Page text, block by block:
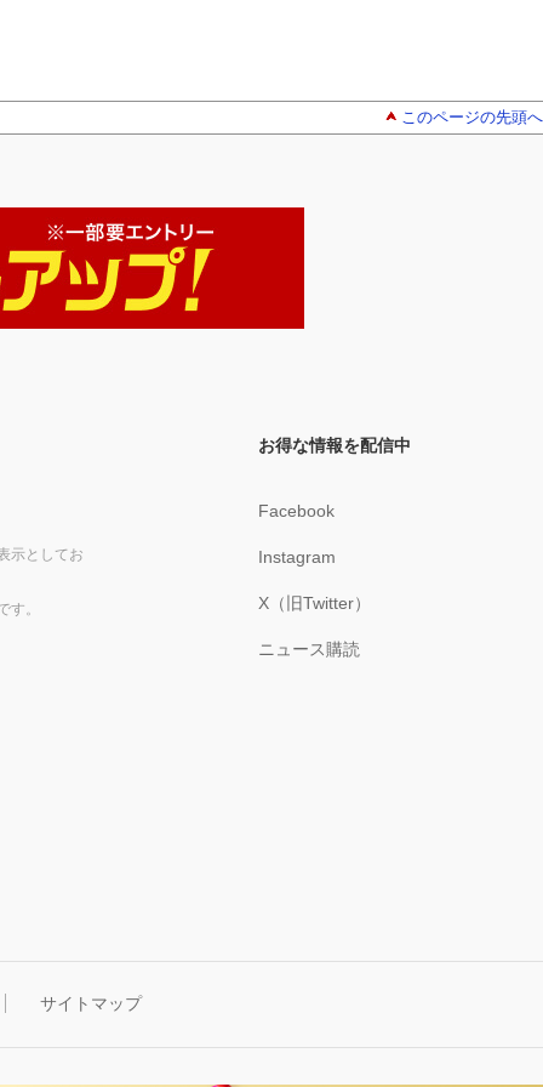
このページの先頭へ
示としてお
す。
お得な情報を配信中
Facebook
Instagram
X（旧Twitter）
ニュース購読
サイトマップ